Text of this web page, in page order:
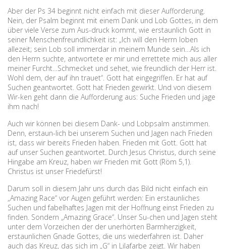
Aber der Ps 34 beginnt nicht einfach mit dieser Aufforderung.
Nein, der Psalm beginnt mit einem Dank und Lob Gottes, in dem
über viele Verse zum Aus-druck kommt, wie erstaunlich Gott in
seiner Menschenfreundlichkeit ist: „Ich will den Herrn loben
allezeit; sein Lob soll immerdar in meinem Munde sein…Als ich
den Herrn suchte, antwortete er mir und errettete mich aus aller
meiner Furcht…Schmecket und sehet, wie freundlich der Herr ist.
Wohl dem, der auf ihn trauet“. Gott hat eingegriffen. Er hat auf
Suchen geantwortet. Gott hat Frieden gewirkt. Und von diesem
Wir-ken geht dann die Aufforderung aus: Suche Frieden und jage
ihm nach!
Auch wir können bei diesem Dank- und Lobpsalm anstimmen.
Denn, erstaun-lich bei unserem Suchen und Jagen nach Frieden
ist, dass wir bereits Frieden haben. Frieden mit Gott. Gott hat
auf unser Suchen geantwortet. Durch Jesus Christus, durch seine
Hingabe am Kreuz, haben wir Frieden mit Gott (Röm 5,1).
Christus ist unser Friedefürst!
Darum soll in diesem Jahr uns durch das Bild nicht einfach ein
„Amazing Race“ vor Augen geführt werden: Ein erstaunliches
Suchen und fabelhaftes Jagen mit der Hoffnung einst Frieden zu
finden. Sondern „Amazing Grace“. Unser Su-chen und Jagen steht
unter dem Vorzeichen der der unerhörten Barmherzigkeit,
erstaunlichen Gnade Gottes, die uns wiederfahren ist. Daher
auch das Kreuz, das sich im „G“ in Lilafarbe zeigt. Wir haben